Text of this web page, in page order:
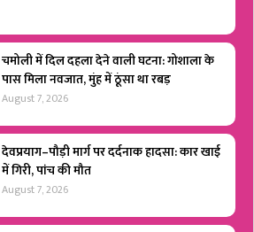
चमोली में दिल दहला देने वाली घटना: गोशाला के
पास मिला नवजात, मुंह में ठूंसा था रबड़
August 7, 2026
देवप्रयाग–पौड़ी मार्ग पर दर्दनाक हादसा: कार खाई
में गिरी, पांच की मौत
August 7, 2026